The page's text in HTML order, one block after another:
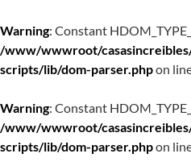
Warning: Constant
/www/wwwroot/
scripts/lib/dom-parser.phpon
Warning: Constant
/www/wwwroot/
scripts/lib/dom-parser.phpon